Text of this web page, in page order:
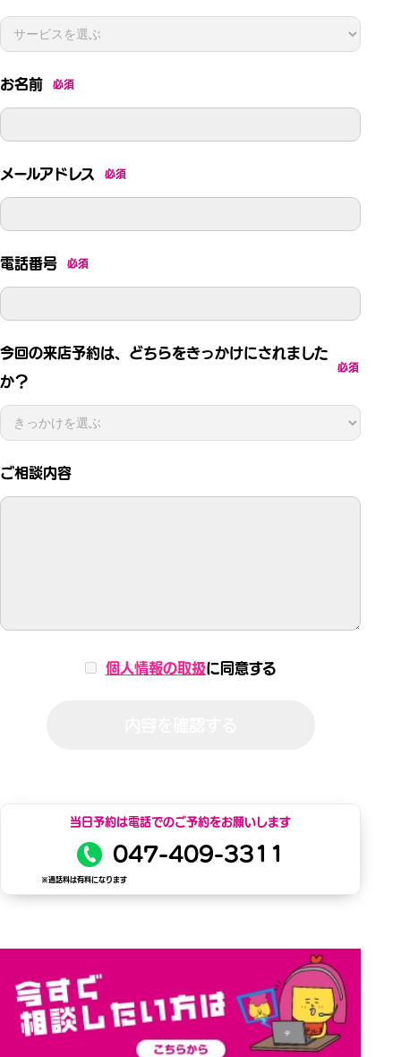
お名前 必須
メールアドレス 必須
電話番号 必須
今回の来店予約は、どちらをきっかけにされました
か？
必須
ご相談内容
個人情報の取扱に同意する
当日予約は電話でのご予約をお願いします
047-409-3311
※通話料は有料になります